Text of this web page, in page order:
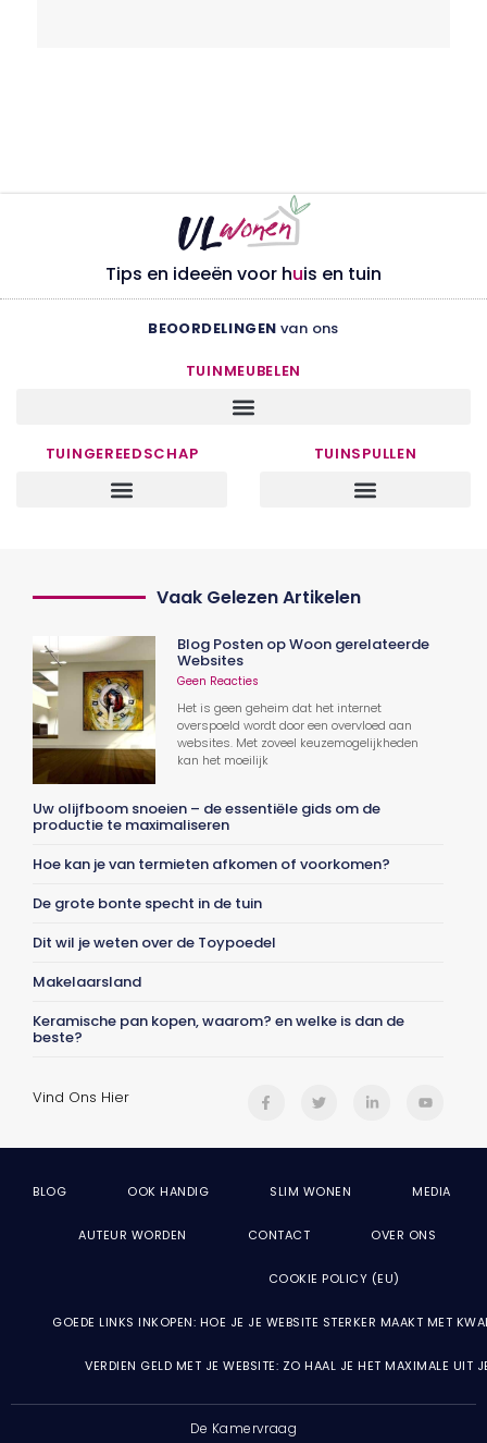
Tips en ideeën voor huis en tuin
BEOORDELINGEN van ons
TUINMEUBELEN
TUINGEREEDSCHAP TUINSPULLEN
Vaak Gelezen Artikelen
Blog Posten op Woon gerelateerde
Websites
Geen Reacties
Het is geen geheim dat het internet
overspoeld wordt door een overvloed aan
websites. Met zoveel keuzemogelijkheden
kan het moeilijk
Uw olijfboom snoeien – de essentiële gids om de
productie te maximaliseren
Hoe kan je van termieten afkomen of voorkomen?
De grote bonte specht in de tuin
Dit wil je weten over de Toypoedel
Makelaarsland
Keramische pan kopen, waarom? en welke is dan de
beste?
Vind Ons Hier
BLOG OOK HANDIG SLIM WONEN MEDIA
AUTEUR WORDEN CONTACT OVER ONS
COOKIE POLICY (EU)
GOEDE LINKS INKOPEN: HOE JE JE WEBSITE STERKER MAAKT MET
VERDIEN GELD MET JE WEBSITE: ZO HAAL JE HET MAXIMALE UIT
De Kamervraag